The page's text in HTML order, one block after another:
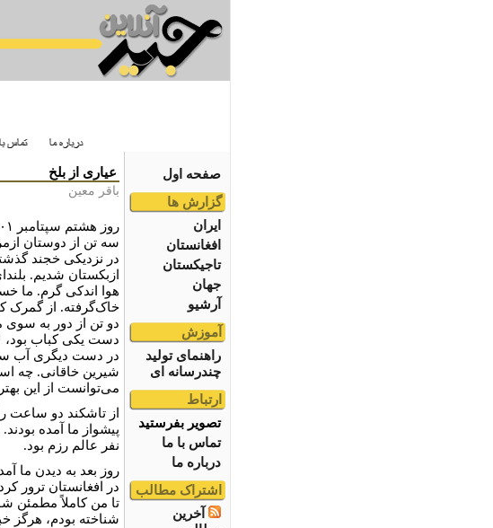
صفحه اول
گزارش ها
ایران
افغانستان
تاجیکستان
جهان
آرشیو
آموزش
راهنمای تولید
چندرسانه ای
ارتباط
تصویر بفرستید
تماس با ما
درباره ما
اشتراک مطالب
آخرین
عیاری از بلخ
باقر معین
سه تن از دوستان
در نزدیکی خجند
ازبکستان شدیم.
هوا اندکی گرم. ما
خاک‌گرفته. از گمرک
دو تن از دور به سوی
دست یکی کباب بود،
در دست دیگری آب
شیرین خاقانی. چه
می‌توانست از این
از تاشکند دو ساعت
پیشواز ما آمده
نفر عالم رزم بود.
روز بعد به دیدن ما
در افغانستان ترور
تا من کاملاً مطمئن
شناخته بودم، هرگز